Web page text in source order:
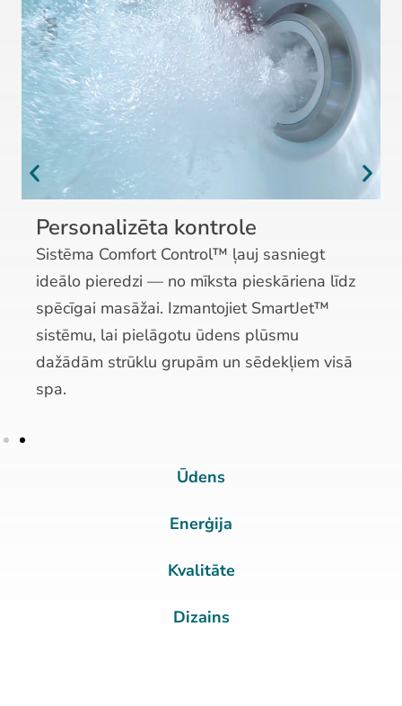
Ūdens
Enerģija
Kvalitāte
Dizains
Personalizēta kontrole
Sistēma Comfort Control™ ļauj sasniegt
ideālo pieredzi — no mīksta pieskāriena līdz
spēcīgai masāžai. Izmantojiet SmartJet™
sistēmu, lai pielāgotu ūdens plūsmu
dažādām strūklu grupām un sēdekļiem visā
spa.